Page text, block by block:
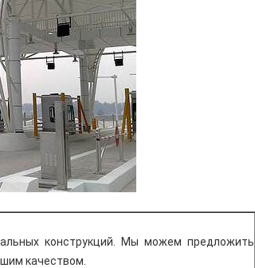
конструкций. Мы можем предложить
качеством.